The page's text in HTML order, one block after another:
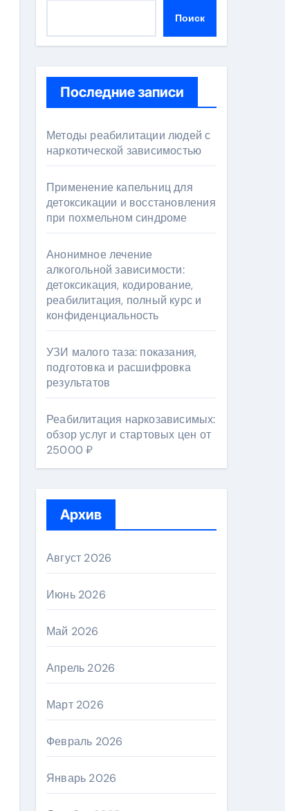
Поиск
Последние записи
Методы реабилитации людей с
наркотической зависимостью
Применение капельниц для
детоксикации и восстановления
при похмельном синдроме
Анонимное лечение
алкогольной зависимости:
детоксикация, кодирование,
реабилитация, полный курс и
конфиденциальность
УЗИ малого таза: показания,
подготовка и расшифровка
результатов
Реабилитация наркозависимых:
обзор услуг и стартовых цен от
25000 ₽
Архив
Август 2026
Июнь 2026
Май 2026
Апрель 2026
Март 2026
Февраль 2026
Январь 2026